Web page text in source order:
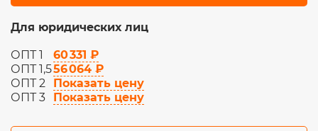
Для юридических лиц
ОПТ 1
60 331 ₽
ОПТ 1,556 064 ₽
ОПТ 2
Показать цену
ОПТ 3
Показать цену